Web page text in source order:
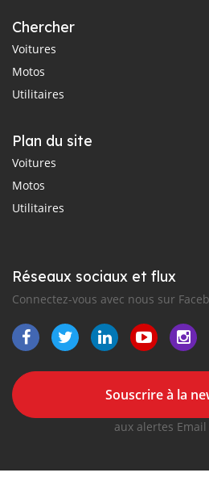
Chercher
Voitures
Motos
Utilitaires
Plan du site
Voitures
Motos
Utilitaires
Réseaux sociaux et flux
Connectez-vous avec nous sur
Souscrire à la
aux alertes Email